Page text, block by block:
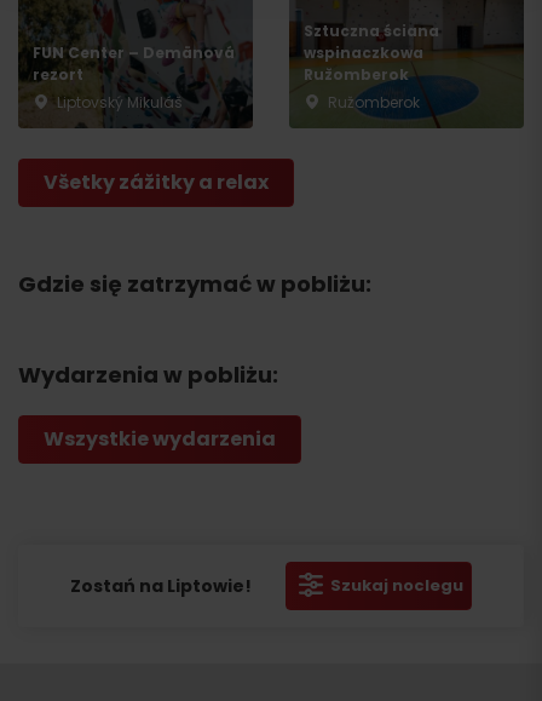
FUN Center – Demänová
rezort
Liptovský Mikuláš
Sztuczna ściana
wspinaczkowa
Ružomberok
Ružomberok
Všetky zážitky a relax
Gdzie się zatrzymać w pobliżu:
Wydarzenia w pobliżu:
Wszystkie wydarzenia
Zostań na Liptowie! Szukaj noclegu
Wyjazd